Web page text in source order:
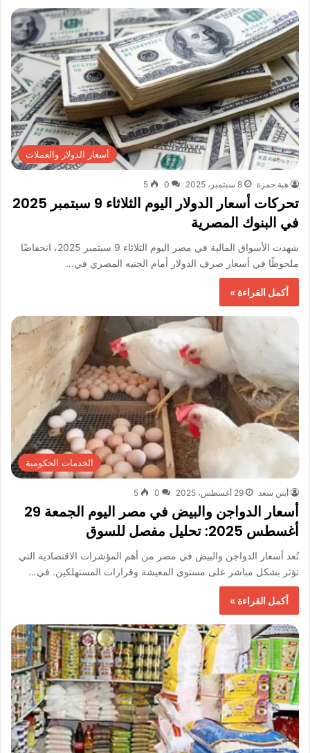
أسعار الدولار والعملات
هبة حمزة 8 سبتمبر، 2025 0
5
تحركات أسعار الدولار اليوم الثلاثاء 9 سبتمبر 2025
في البنوك المصرية
شهدت الأسواق المالية في مصر اليوم الثلاثاء 9 سبتمبر 2025، انخفاضًا
ملحوظًا في أسعار صرف الدولار أمام الجنيه المصري في…
أكمل القراءة »
الخدمات الحكومية
أيتن سعد 29 أغسطس، 2025 0
5
أسعار الدواجن والبيض في مصر اليوم الجمعة 29
أغسطس 2025: تحليل مفصل للسوق
تُعد أسعار الدواجن والبيض في مصر من أهم المؤشرات الاقتصادية التي
تؤثر بشكل مباشر على مستوى المعيشة وقرارات المستهلكين. في…
أكمل القراءة »